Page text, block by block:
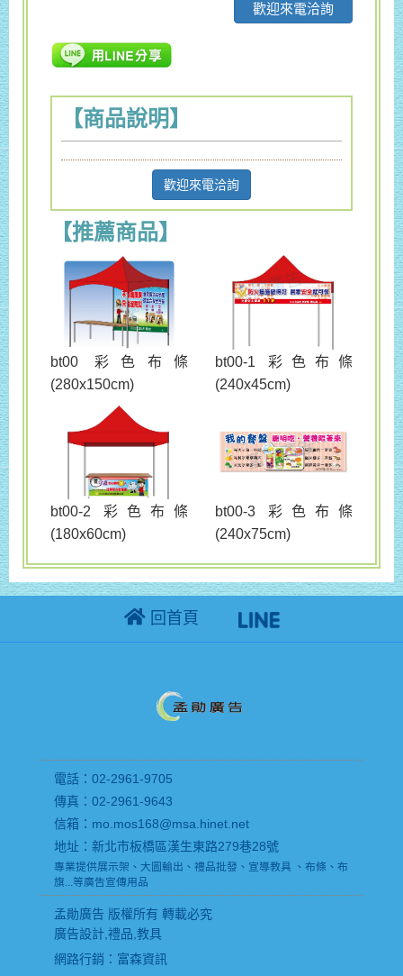
歡迎來電洽詢
【商品說明】
歡迎來電洽詢
【推薦商品】
bt00 彩色布條
(280x150cm)
bt00-1 彩色布條
(240x45cm)
bt00-2 彩色布條
(180x60cm)
bt00-3 彩色布條
(240x75cm)
回首頁
電話：02-2961-9705
傳真：02-2961-9643
信箱：mo.mos168@msa.hinet.net
地址：新北市板橋區漢生東路279巷28號
專業提供展示架、大圖輸出、禮品批發、宣導教具 、布條、布
旗...等廣告宣傳用品
孟勛廣告 版權所有 轉載必究
廣告設計,禮品,教具
網路行銷 ：富森資訊